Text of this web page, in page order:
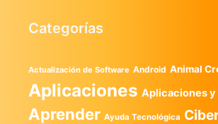
Categorías
Actualización de Software Android Animal
Aplicaciones Aplicaciones
Aprender Ayuda Tecnológica